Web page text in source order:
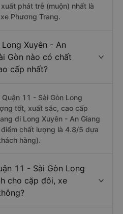
phát trễ (muộn) nhất là
Phương Trang.
Xuyên - An
Gòn nào có chất
cấp nhất?
11 - Sài Gòn Long
tốt, xuất sắc, cao cấp
đi Long Xuyên - An Giang
chất lượng là 4.8/5 dựa
hàng).
11 - Sài Gòn Long
cho cặp đôi, xe